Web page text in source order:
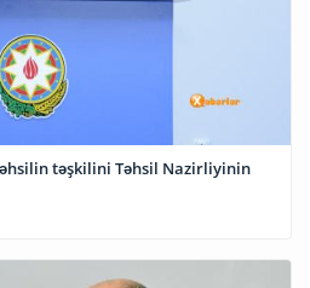
təşkilini Təhsil Nazirliyinin